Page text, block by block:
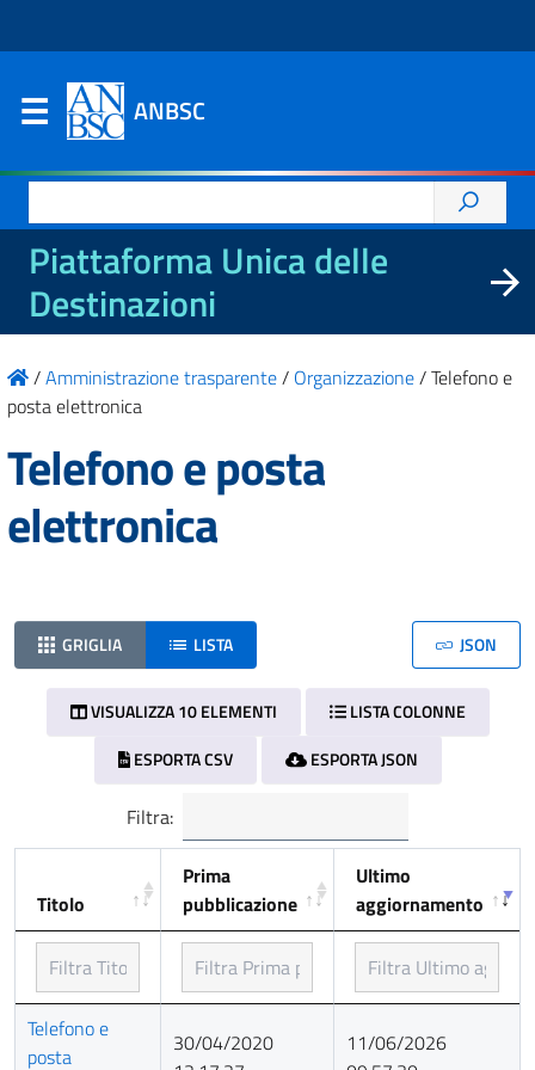
ANBSC
per:
Piattaforma Unica delle
Destinazioni
/Amministrazione trasparente/ Organizzazione/Telefono e
posta elettronica
Telefono e posta
elettronica
GRIGLIA LISTA JSON
VISUALIZZA 10 ELEMENTI
LISTA COLONNE
ESPORTA CSV
ESPORTA JSON
Filtra:
Titolo
Prima
pubblicazione
Ultimo
aggiornamento
Titolo
pubblicazione
aggiornamento
Telefono e
posta
30/04/2020
11/06/2026